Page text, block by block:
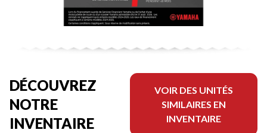
DÉCOUVREZ
NOTRE
INVENTAIRE
VOIR DES UNITÉS
SIMILAIRES EN
INVENTAIRE